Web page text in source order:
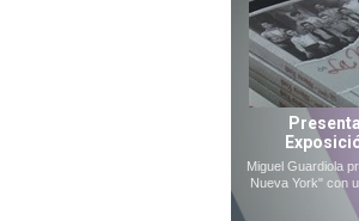
Miguel Guardiola
Nueva York" con